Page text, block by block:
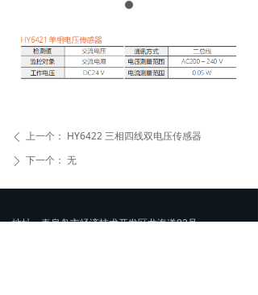
ꄴ 上一个： HY6422 三相四线双电压传感器
ꄲ 下一个： 无
地址：秦皇岛市经济技术开发区龙海道82号